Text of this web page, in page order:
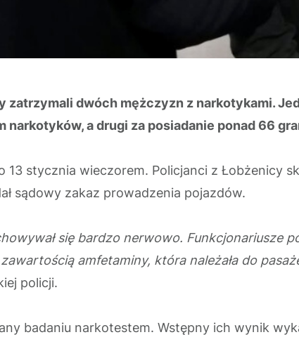
zatrzymali dwóch mężczyzn z narkotykami.
narkotyków, a drugi za posiadanie ponad 66
13 stycznia wieczorem. Policjanci z
sądowy zakaz prowadzenia pojazdów.
się bardzo nerwowo. Funkcjonariusze
amfetaminy, która należała do
policji.
badaniu narkotestem. Wstępny ich wynik